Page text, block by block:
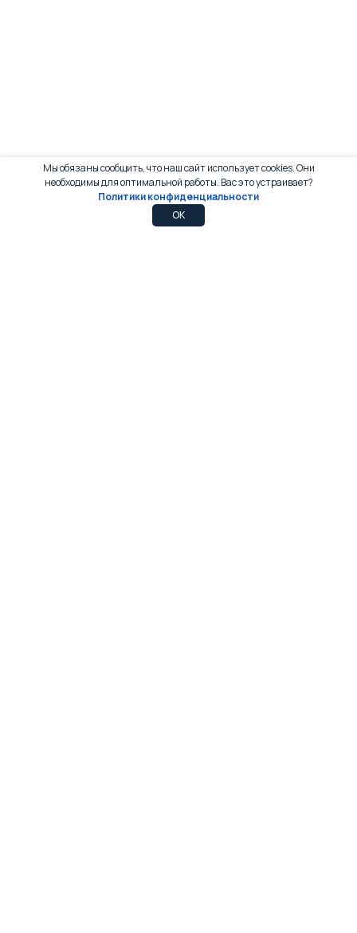
Мы обязаны сообщить, что наш сайт использует cookies. Они
необходимы для оптимальной работы. Вас это устраивает?
Политики конфиденциальности
OK